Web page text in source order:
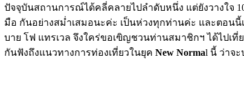
ปัจจุบันสถานการณ์ได้คลี่คลายไปลำดับหนึ่ง แต่ยังวางใจ
มือ กันอย่างสม่ำเสมอนะค่ะ เป็นห่วงทุกท่านค่ะ และตอน
บาย โฟ แทรเวล จึงใคร่ขอเฃิญชวนท่านสมาชิกฯ ได้ไปเ
กันฟังถึงแนวทางการท่องเที่ยวในยุค New Normal นี้ ว่าจะ